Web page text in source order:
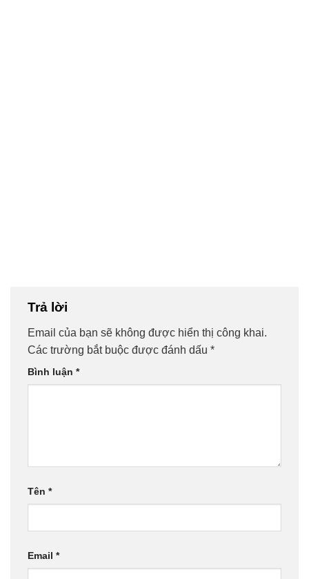
Trả lời
Email của bạn sẽ không được hiển thị công khai.
Các trường bắt buộc được đánh dấu *
Bình luận *
Tên *
Email *